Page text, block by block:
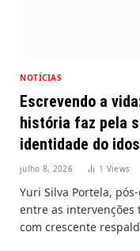
NOTÍCIAS
Escrevendo a
história faz pela
identidade do
julho 8, 2026 1 Views
Yuri Silva Portela,
entre as intervenções
com crescente